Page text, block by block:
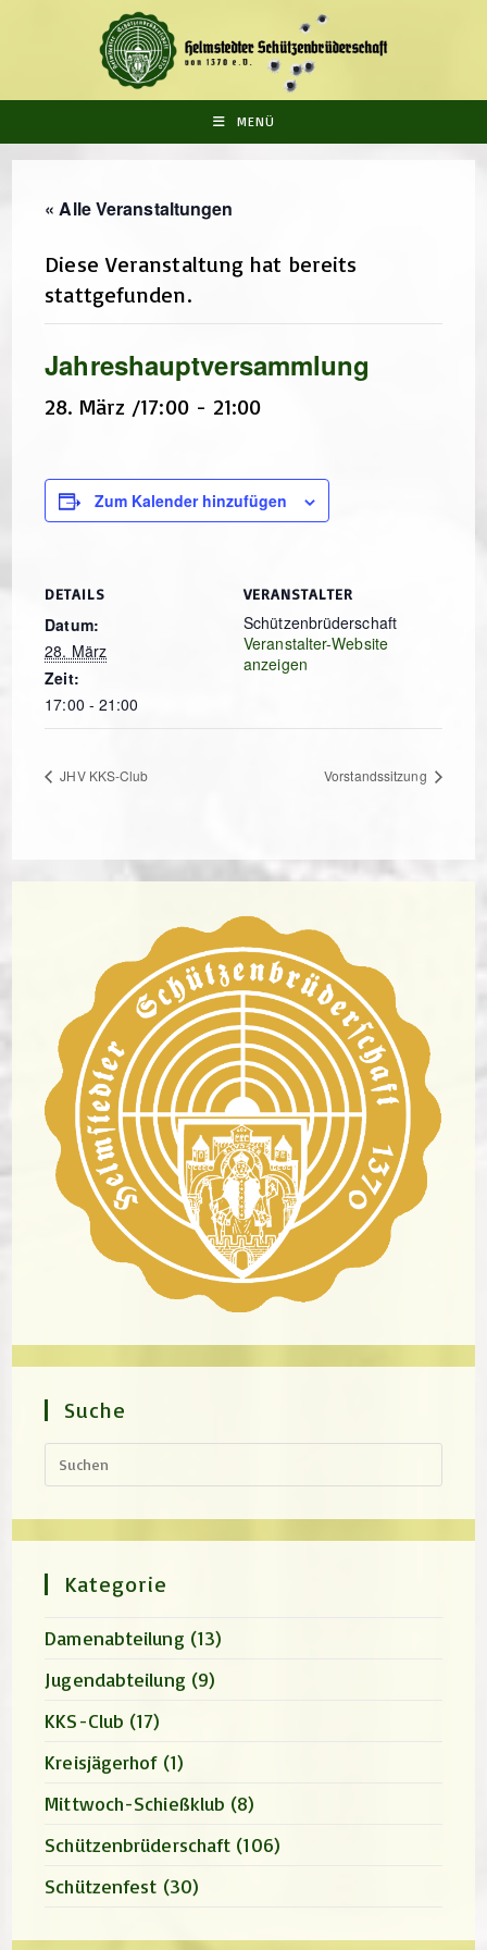
MENÜ
« Alle Veranstaltungen
Diese Veranstaltung hat bereits
stattgefunden.
Jahreshauptversammlung
28. März /17:00- 21:00
Zum Kalender hinzufügen
DETAILS
Datum:
28. März
Zeit:
17:00 - 21:00
VERANSTALTER
Schützenbrüderschaft
Veranstalter-Website
anzeigen
JHV KKS-Club Vorstandssitzung
Suche
Kategorie
Damenabteilung (13)
Jugendabteilung (9)
KKS-Club (17)
Kreisjägerhof (1)
Mittwoch-Schießklub (8)
Schützenbrüderschaft (106)
Schützenfest (30)